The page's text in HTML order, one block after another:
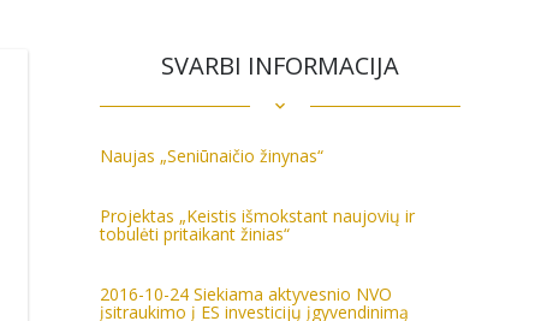
SVARBI INFORMACIJA
Naujas „Seniūnaičio žinynas“
Projektas „Keistis išmokstant naujovių ir
tobulėti pritaikant žinias“
2016-10-24 Siekiama aktyvesnio NVO
įsitraukimo į ES investicijų įgyvendinimą